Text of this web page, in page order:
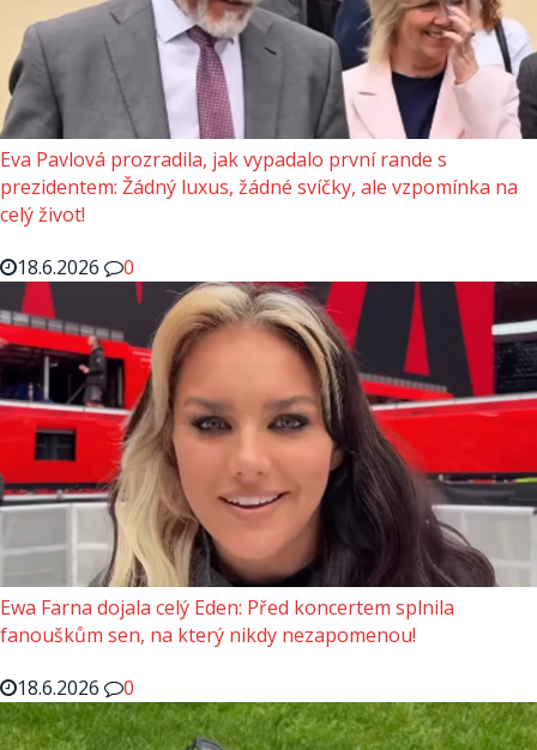
Eva Pavlová prozradila, jak vypadalo první rande s
prezidentem: Žádný luxus, žádné svíčky, ale vzpomínka na
celý život!
18.6.2026
0
Ewa Farna dojala celý Eden: Před koncertem splnila
fanouškům sen, na který nikdy nezapomenou!
18.6.2026
0